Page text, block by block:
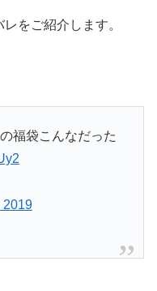
をご紹介します。
福袋こんなだった
2019